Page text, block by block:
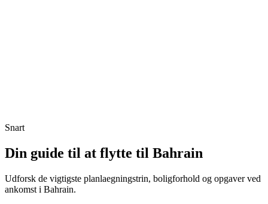
Snart
Din guide til at flytte til Bahrain
Udforsk de vigtigste planlaegningstrin, boligforhold og opgaver ved
ankomst i Bahrain.